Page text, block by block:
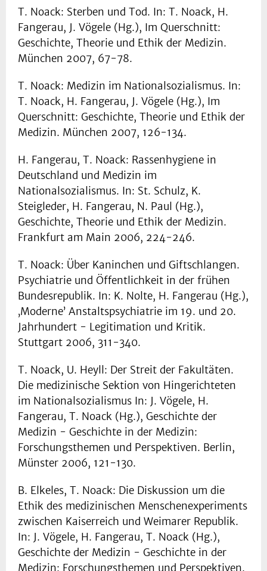
T. Noack: Sterben und Tod. In: T. Noack, H.
Fangerau, J. Vögele (Hg.), Im Querschnitt:
Geschichte, Theorie und Ethik der Medizin.
München 2007, 67-78.
T. Noack: Medizin im Nationalsozialismus. In:
T. Noack, H. Fangerau, J. Vögele (Hg.), Im
Querschnitt: Geschichte, Theorie und Ethik der
Medizin. München 2007, 126-134.
H. Fangerau, T. Noack: Rassenhygiene in
Deutschland und Medizin im
Nationalsozialismus. In: St. Schulz, K.
Steigleder, H. Fangerau, N. Paul (Hg.),
Geschichte, Theorie und Ethik der Medizin.
Frankfurt am Main 2006, 224-246.
T. Noack: Über Kaninchen und Giftschlangen.
Psychiatrie und Öffentlichkeit in der frühen
Bundesrepublik. In: K. Nolte, H. Fangerau (Hg.),
‚Moderne’ Anstaltspsychiatrie im 19. und 20.
Jahrhundert - Legitimation und Kritik.
Stuttgart 2006, 311-340.
T. Noack, U. Heyll: Der Streit der Fakultäten.
Die medizinische Sektion von Hingerichteten
im Nationalsozialismus In: J. Vögele, H.
Fangerau, T. Noack (Hg.), Geschichte der
Medizin - Geschichte in der Medizin:
Forschungsthemen und Perspektiven. Berlin,
Münster 2006, 121-130.
B. Elkeles, T. Noack: Die Diskussion um die
Ethik des medizinischen Menschenexperiments
zwischen Kaiserreich und Weimarer Republik.
In: J. Vögele, H. Fangerau, T. Noack (Hg.),
Geschichte der Medizin - Geschichte in der
Medizin: Forschungsthemen und Perspektiven.